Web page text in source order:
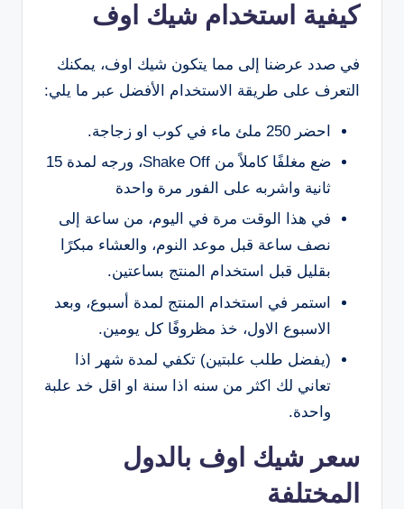
كيفية استخدام شيك اوف
في صدد عرضنا إلى مما يتكون شيك اوف، يمكنك
التعرف على طريقة الاستخدام الأفضل عبر ما يلي:
احضر 250 ملئ ماء في كوب او زجاجة.
ضع مغلفًا كاملاً من Shake Off، ورجه لمدة 15
ثانية واشربه على الفور مرة واحدة
في هذا الوقت مرة في اليوم، من ساعة إلى
نصف ساعة قبل موعد النوم، والعشاء مبكرًا
بقليل قبل استخدام المنتج بساعتين.
استمر في استخدام المنتج لمدة أسبوع، وبعد
الاسبوع الاول، خذ مظروفًا كل يومين.
(يفضل طلب علبتين) تكفي لمدة شهر اذا
تعاني لك اكثر من سنه اذا سنة او اقل خد علبة
واحدة.
سعر شيك اوف بالدول
المختلفة